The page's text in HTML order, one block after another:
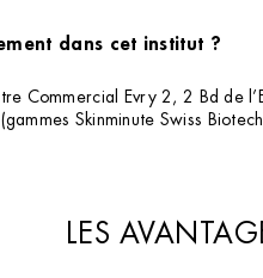
dans cet institut ?
Commercial Evry 2, 2 Bd de
Skinminute Swiss
LES